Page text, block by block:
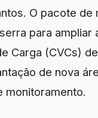
O pacote de
para ampliar
Carga (CVCs)
de nova
monitoramento.